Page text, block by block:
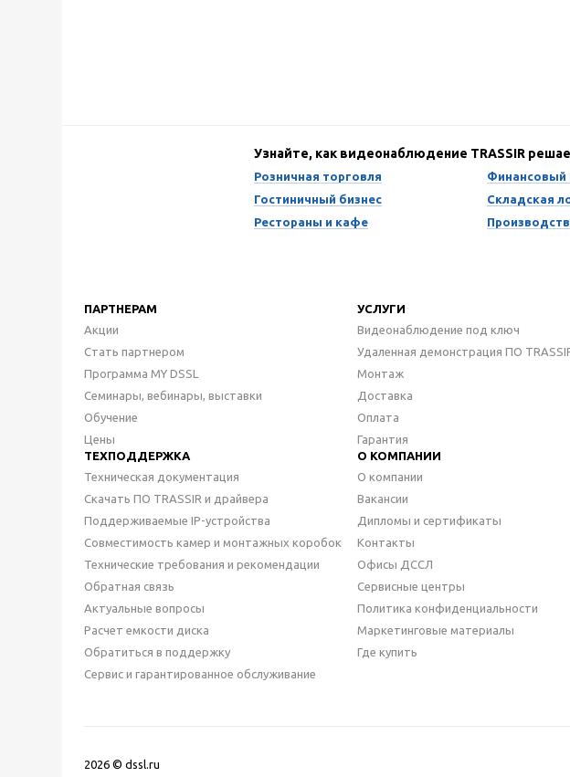
Узнайте, как видеонаблюдение TRASSIR
Розничная торговля
Гостиничный бизнес
Рестораны и кафе
Финансовый
Складская
ПАРТНЕРАМ
Акции
Стать партнером
Программа MY DSSL
Семинары, вебинары, выставки
Обучение
Цены
УСЛУГИ
Видеонаблюдение под ключ
Удаленная демонстрация ПО
Монтаж
Доставка
Оплата
Гарантия
ТЕХПОДДЕРЖКА
Техническая документация
Скачать ПО TRASSIR и драйвера
Поддерживаемые IP-устройства
Совместимость камер и монтажных коробок
Технические требования и рекомендации
Обратная связь
Актуальные вопросы
Расчет емкости диска
Обратиться в поддержку
Сервис и гарантированное обслуживание
О КОМПАНИИ
О компании
Вакансии
Дипломы и сертификаты
Контакты
Офисы ДССЛ
Сервисные центры
Политика конфиденциальности
Маркетинговые материалы
Где купить
2026 © dssl.ru